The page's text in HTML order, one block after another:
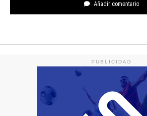
Añadir comentario
PUBLICIDAD